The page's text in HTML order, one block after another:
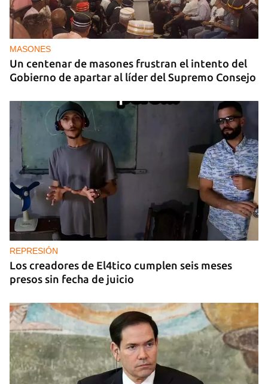
MASONES
Un centenar de masones frustran el intento del
Gobierno de apartar al líder del Supremo Consejo
REPRESIÓN
Los creadores de El4tico cumplen seis meses
presos sin fecha de juicio